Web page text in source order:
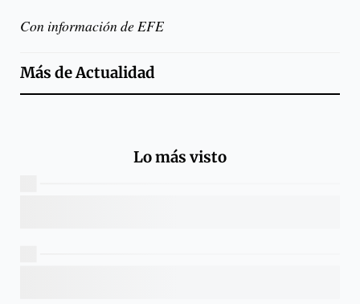
Con información de EFE
Más deActualidad
Lo más visto